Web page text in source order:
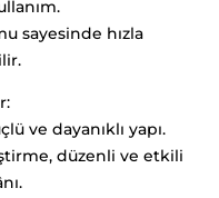
sayesinde hızla
ve dayanıklı yapı.
düzenli ve etkili